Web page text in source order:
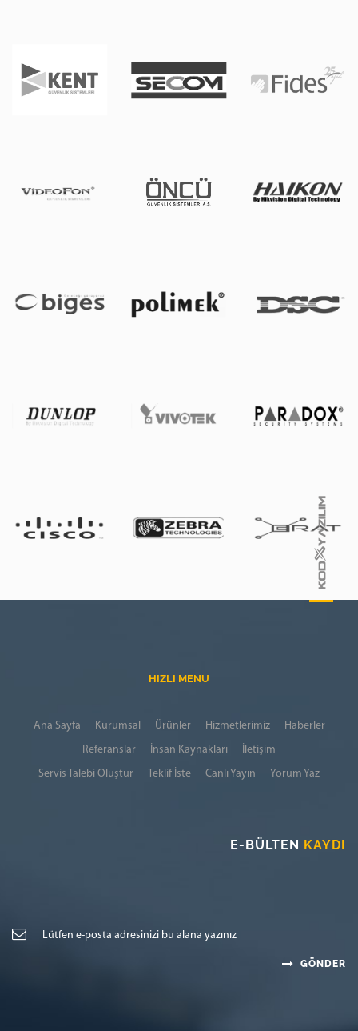
HIZLI MENU
Ana Sayfa Kurumsal Ürünler Hizmetlerimiz
Haberler
Referanslar
İnsan Kaynakları
İletişim
Servis Talebi Oluştur
Teklif İste Canlı Yayın Yorum Yaz
E-BÜLTEN KAYDI
GÖNDER